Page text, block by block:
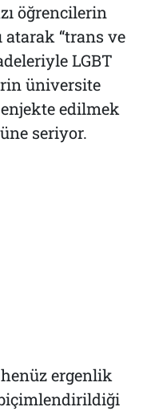
öğrencilerin
atarak “trans ve
LGBT
üniversite
edilmek
seriyor.
ergenlik